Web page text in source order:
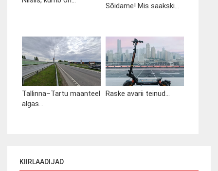
Sõidame! Mis saakski...
Tallinna–Tartu maanteel
algas...
Raske avarii teinud...
KIIRLAADIJAD